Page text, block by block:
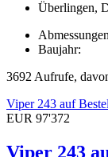
Überlingen,
Baujahr:
3692 Aufrufe,
Viper 243 auf
EUR 97'372
Viper 243